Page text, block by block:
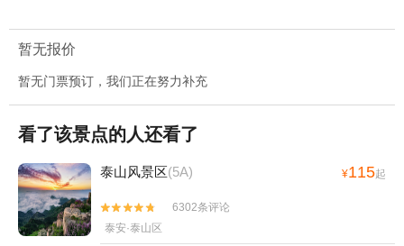
暂无报价
暂无门票预订，我们正在努力补充
看了该景点的人还看了
泰山风景区(5A) ¥115起


6302条评论
泰安·泰山区